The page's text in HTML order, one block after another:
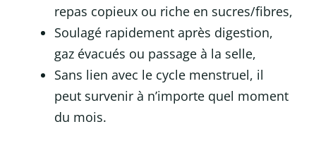
repas copieux ou riche en sucres/fibres,
Soulagé rapidement après digestion,
gaz évacués ou passage à la selle,
Sans lien avec le cycle menstruel, il
peut survenir à n’importe quel moment
du mois.